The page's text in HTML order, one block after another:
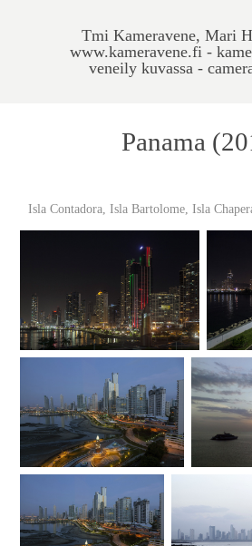
Tmi Kameravene, Mari
www.kameravene.fi -
veneily kuvassa -
Panama
Isla Contadora, Isla Bartolome, Isla